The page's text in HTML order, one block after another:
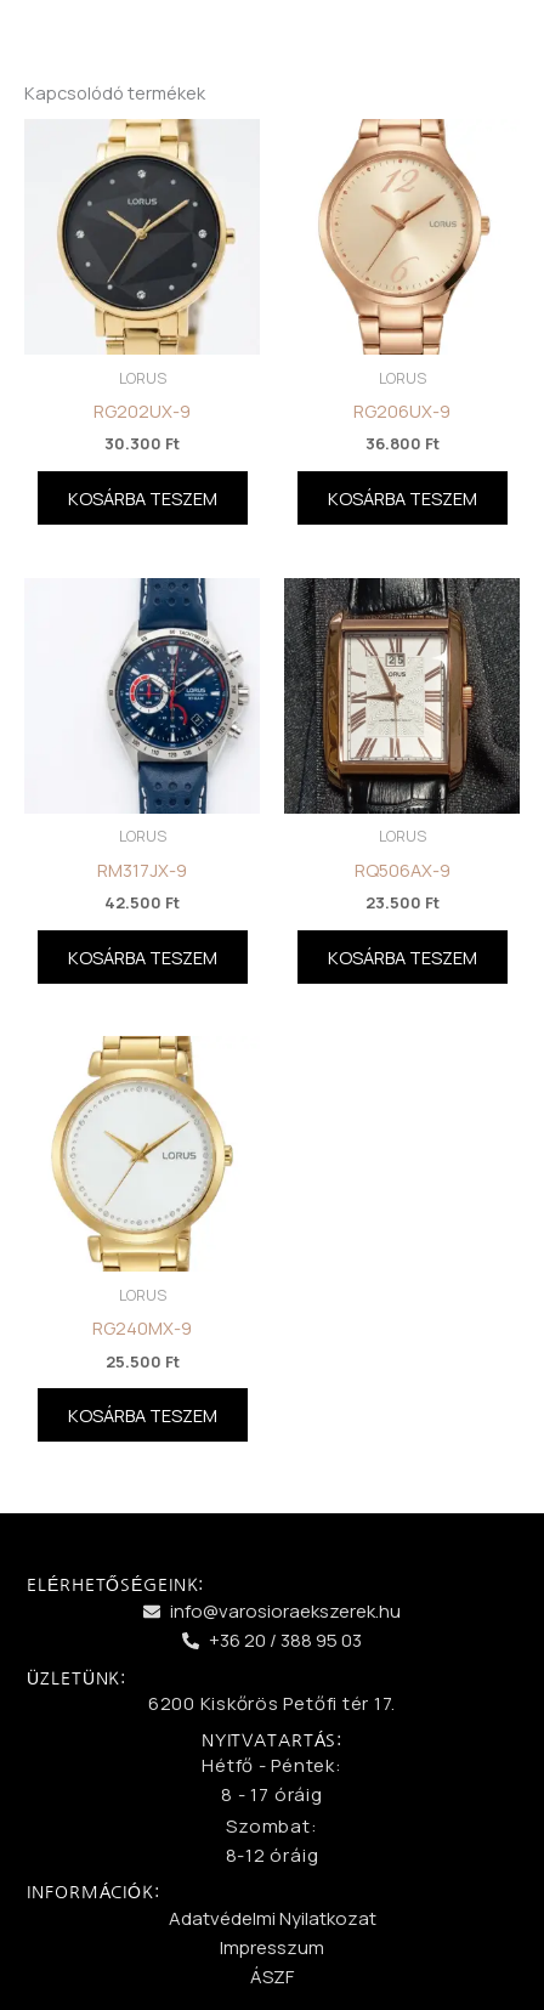
Kapcsolódó termékek
LORUS
RG202UX-9
30.300 Ft
KOSÁRBA TESZEM
LORUS
RG206UX-9
36.800 Ft
KOSÁRBA TESZEM
LORUS
RM317JX-9
42.500 Ft
KOSÁRBA TESZEM
LORUS
RQ506AX-9
23.500 Ft
KOSÁRBA TESZEM
LORUS
RG240MX-9
25.500 Ft
KOSÁRBA TESZEM
ELÉRHETŐSÉGEINK:
info@varosioraekszerek.hu
+36 20 / 388 95 03
ÜZLETÜNK:
6200 Kiskőrös Petőfi tér 17.
NYITVATARTÁS:
Hétfő - Péntek:
8 - 17 óráig
Szombat:
8-12 óráig
INFORMÁCIÓK:
Adatvédelmi Nyilatkozat
Impresszum
ÁSZF